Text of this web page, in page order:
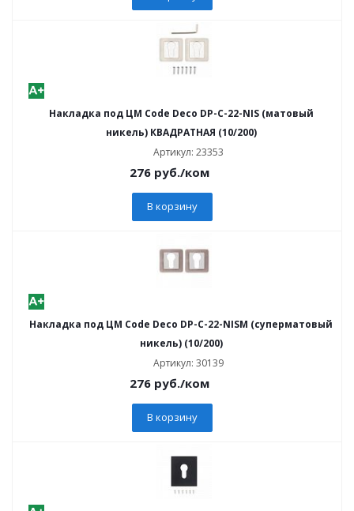
Накладка под ЦМ Code Deco DP-C-22-NIS (матовый
никель) КВАДРАТНАЯ (10/200)
Артикул: 23353
276руб./ком
В корзину
Накладка под ЦМ Code Deco DP-C-22-NISM (суперматовый
никель) (10/200)
Артикул: 30139
276руб./ком
В корзину